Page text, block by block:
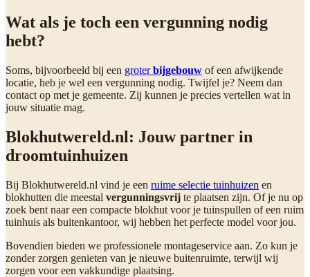
Wat als je toch een vergunning nodig
hebt?
Soms, bijvoorbeeld bij een groterbijgebouw of een afwijkende
locatie, heb je wel een vergunning nodig. Twijfel je? Neem dan
contact op met je gemeente. Zij kunnen je precies vertellen wat in
jouw situatie mag.
Blokhutwereld.nl: Jouw partner in
droomtuinhuizen
Bij Blokhutwereld.nl vind je een ruime selectie tuinhuizen en
blokhutten die meestal vergunningsvrij te plaatsen zijn. Of je nu op
zoek bent naar een compacte blokhut voor je tuinspullen of een ruim
tuinhuis als buitenkantoor, wij hebben het perfecte model voor jou.
Bovendien bieden we professionele montageservice aan. Zo kun je
zonder zorgen genieten van je nieuwe buitenruimte, terwijl wij
zorgen voor een vakkundige plaatsing.